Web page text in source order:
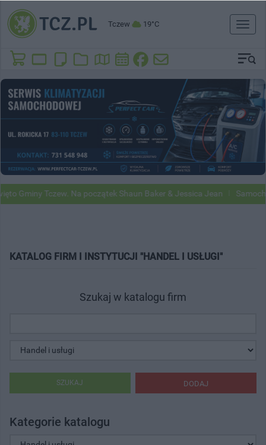
Tczew 19°C
Toggle
Gminy Tczew. Na początek Shaun Baker & Jessica Jean
KATALOG FIRM I INSTYTUCJI "HANDEL I USŁUGI"
Szukaj w katalogu firm
DODAJ
SZUKAJ
Kategorie katalogu